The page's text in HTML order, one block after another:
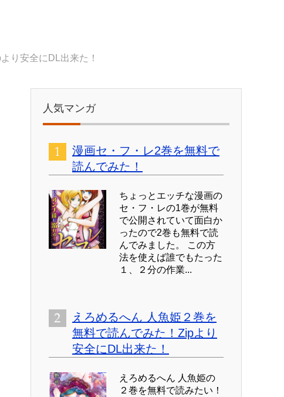
り安全にDL出来た！
人気マンガ
漫画セ・フ・レ2巻を無料で
読んでみた！
ちょっとエッチな漫画の
セ・フ・レの1巻が無料
で公開されていて面白か
ったので2巻も無料で読
んでみました。 この方
法を使えば誰でもたった
１、２分の作業...
えろめるへん 人魚姫２巻を
無料で読んでみた！Zipより
安全にDL出来た！
えろめるへん 人魚姫の
２巻を無料で読みたい！